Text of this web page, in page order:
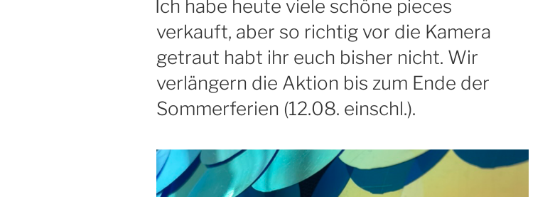
Ich habe heute viele schöne pieces
verkauft, aber so richtig vor die Kamera
getraut habt ihr euch bisher nicht. Wir
verlängern die Aktion bis zum Ende der
Sommerferien (12.08. einschl.).